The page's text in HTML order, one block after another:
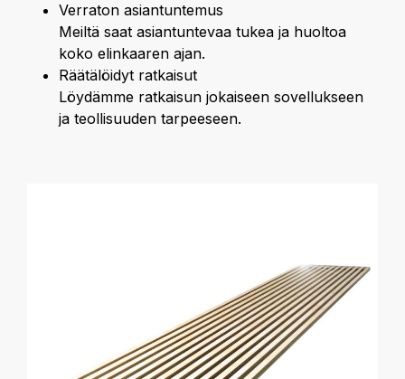
Verraton asiantuntemus
Meiltä saat asiantuntevaa tukea ja huoltoa
koko elinkaaren ajan.
Räätälöidyt ratkaisut
Löydämme ratkaisun jokaiseen sovellukseen
ja teollisuuden tarpeeseen.